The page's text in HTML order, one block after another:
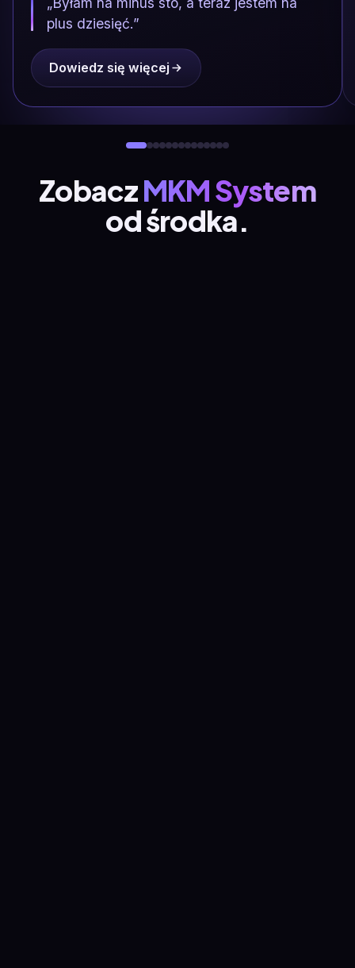
plus dziesięć.”
Dowiedz się więcej
ZobaczMKM System
od środka.